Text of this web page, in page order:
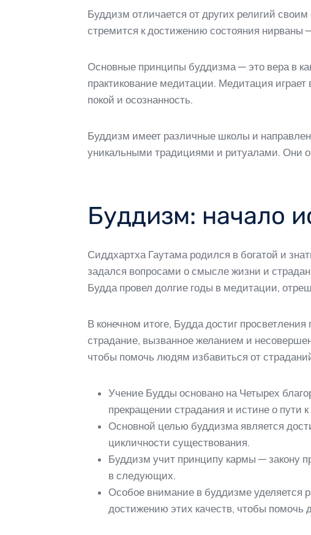
Буддизм отличается от других религий
стремится к достижению состояния
Основные принципы буддизма — это вера в
практикование медитации. Медитация
покой и осознанность.
Буддизм имеет различные школы и
уникальными традициями и ритуалами. Они
Буддизм: начало
Сиддхартха Гаутама родился в богатой и
задался вопросами о смысле жизни и
Будда провел долгие годы в медитации,
В конечном итоге, Будда достиг
страдание, вызванное желанием и
чтобы помочь людям избавиться от
Учение Будды основано на Четырех
прекращении страдания и истине о пути
Основной целью буддизма является
цикличности существования.
Буддизм учит принципу кармы — закону
в следующих.
Особое внимание в буддизме уделяется
достижению этих качеств, чтобы помочь